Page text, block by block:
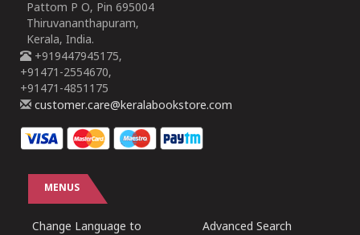
Pattom P O, Pin 695004
Thiruvananthapuram,
Kerala, India.
+919447945175,
+91471-2554670,
+91471-4851175
customer.care@keralabookstore.com
MENUS
Change Language to
Advanced Search